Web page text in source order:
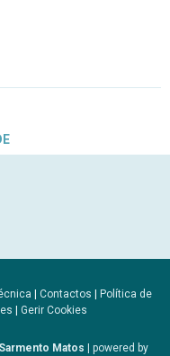
| Contactos | Política de
| Gerir Cookies
Matos | powered by